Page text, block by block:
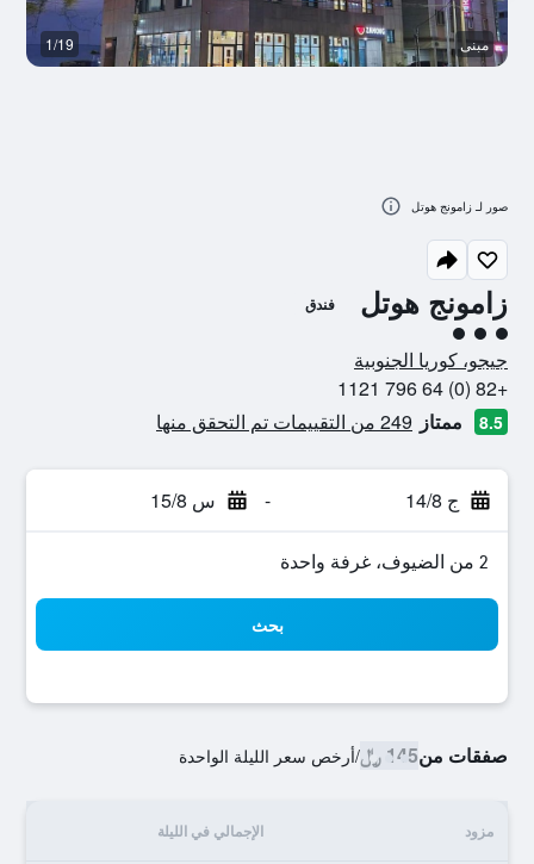
زامونج هوتل فندق
تقييم فئة 3
جيجو، كوريا الجنوبية
+82 (0) 64 796 1121
8.5 ممتاز 249 من التقييمات تم التحقق منها
ج 14/8 - س 15/8
2 من الضيوف، غرفة واحدة
بحث
صفقات من145 ﷼ /أرخص سعر الليلة الواحدة
مزود الإجمالي في الليلة
مبنى 1/19
صور لـ زامونج هوتل